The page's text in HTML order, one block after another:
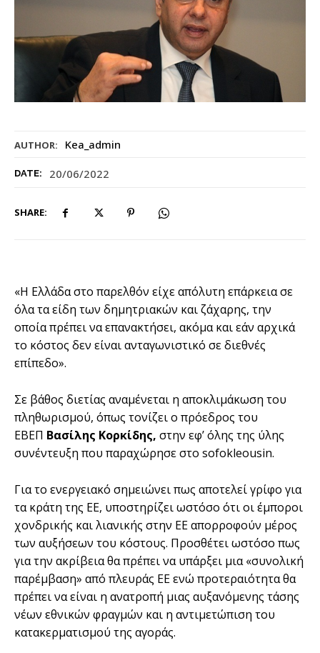
AUTHOR: Kea_admin
DATE: 20/06/2022
SHARE:
«Η Ελλάδα στο παρελθόν είχε απόλυτη επάρκεια σε
όλα τα είδη των δημητριακών και ζάχαρης, την
οποία πρέπει να επανακτήσει, ακόμα και εάν αρχικά
το κόστος δεν είναι ανταγωνιστικό σε διεθνές
επίπεδο».
Σε βάθος διετίας αναμένεται η αποκλιμάκωση του
πληθωρισμού, όπως τονίζει ο πρόεδρος του
ΕΒΕΠ Βασίλης Κορκίδης, στην εφ’ όλης της ύλης
συνέντευξη που παραχώρησε στο sofokleousin.
Για το ενεργειακό σημειώνει πως αποτελεί γρίφο για
τα κράτη της ΕΕ, υποστηρίζει ωστόσο ότι οι έμποροι
χονδρικής και λιανικής στην ΕΕ απορροφούν μέρος
των αυξήσεων του κόστους. Προσθέτει ωστόσο πως
για την ακρίβεια θα πρέπει να υπάρξει μια «συνολική
παρέμβαση» από πλευράς ΕΕ ενώ προτεραιότητα θα
πρέπει να είναι η ανατροπή μιας αυξανόμενης τάσης
νέων εθνικών φραγμών και η αντιμετώπιση του
κατακερματισμού της αγοράς.